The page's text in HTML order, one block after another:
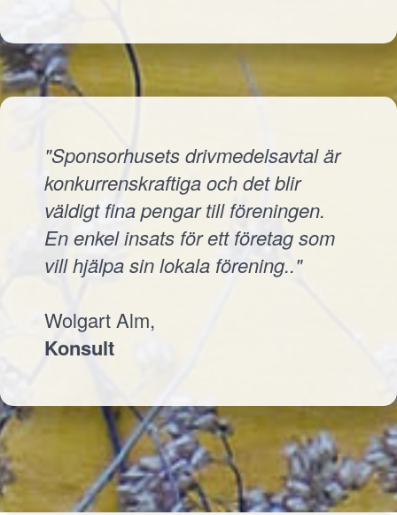
"Sponsorhusets drivmedelsavtal är
konkurrenskraftiga och det blir
väldigt fina pengar till föreningen.
En enkel insats för ett företag som
vill hjälpa sin lokala förening.."
Wolgart Alm,
Konsult